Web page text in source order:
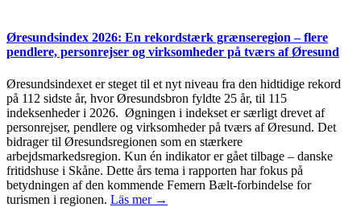
Øresundsindex 2026: En rekordstærk grænseregion – flere
pendlere, personrejser og virksomheder på tværs af Øresund
Øresundsindexet er steget til et nyt niveau fra den hidtidige rekord
på 112 sidste år, hvor Øresundsbron fyldte 25 år, til 115
indeksenheder i 2026. Øgningen i indekset er særligt drevet af
personrejser, pendlere og virksomheder på tværs af Øresund. Det
bidrager til Øresundsregionen som en stærkere
arbejdsmarkedsregion. Kun én indikator er gået tilbage – danske
fritidshuse i Skåne. Dette års tema i rapporten har fokus på
betydningen af den kommende Femern Bælt-forbindelse for
turismen i regionen. Läs mer →